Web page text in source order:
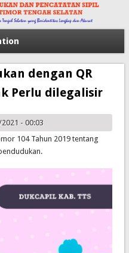
dengan QR
Perlu dilegalisir
- 00:03
104 Tahun 2019 tentang